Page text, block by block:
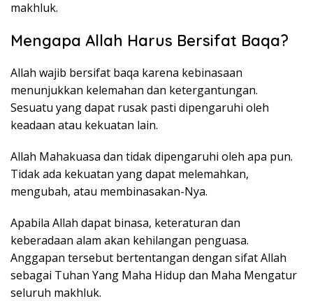
makhluk.
Mengapa Allah Harus Bersifat Baqa?
Allah wajib bersifat baqa karena kebinasaan
menunjukkan kelemahan dan ketergantungan.
Sesuatu yang dapat rusak pasti dipengaruhi oleh
keadaan atau kekuatan lain.
Allah Mahakuasa dan tidak dipengaruhi oleh apa pun.
Tidak ada kekuatan yang dapat melemahkan,
mengubah, atau membinasakan-Nya.
Apabila Allah dapat binasa, keteraturan dan
keberadaan alam akan kehilangan penguasa.
Anggapan tersebut bertentangan dengan sifat Allah
sebagai Tuhan Yang Maha Hidup dan Maha Mengatur
seluruh makhluk.